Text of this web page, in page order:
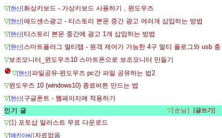
▽[현산]화상키보드 - 가상키보드 사용하기 , 윈도우즈
▽[현산]애드센스광고 - 티스토리 본문 중간 광고 여러개 삽입하는 방법
▽[현산] 티스토리 본문 중간에 광고 1개 삽입하는 방법
▽[현산] 스마트플러그 멀티탭 - 원격 제어가 가능한 4구 멀티 플로그와 usb
▽보조모니터_윈도우즈10 스마트폰으로 보조모니터 만들기
▽[현산]파일공유-윈도우즈 pc간 파일 공유하는 법2
▽윈도우즈 10 (windows10) 종료버튼 만드는 법
▽[현산] 구글폰트 - 웹페이지에 적용하기
인기 글
▽[손님]
▽(1) 포토샵 일러스트 무료 다운로드
▽[예진아씨]자료없음